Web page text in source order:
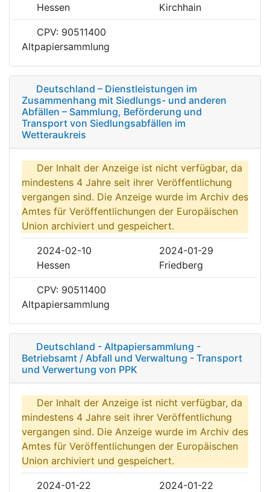
Hessen
Kirchhain
CPV: 90511400
Altpapiersammlung
Deutschland – Dienstleistungen im
Zusammenhang mit Siedlungs- und anderen
Abfällen – Sammlung, Beförderung und
Transport von Siedlungsabfällen im
Wetteraukreis
Der Inhalt der Anzeige ist nicht verfügbar, da
mindestens 4 Jahre seit ihrer Veröffentlichung
vergangen sind. Die Anzeige wurde im Archiv des
Amtes für Veröffentlichungen der Europäischen
Union archiviert und gespeichert.
2024-02-10
2024-01-29
Hessen
Friedberg
CPV: 90511400
Altpapiersammlung
Deutschland - Altpapiersammlung -
Betriebsamt / Abfall und Verwaltung - Transport
und Verwertung von PPK
Der Inhalt der Anzeige ist nicht verfügbar, da
mindestens 4 Jahre seit ihrer Veröffentlichung
vergangen sind. Die Anzeige wurde im Archiv des
Amtes für Veröffentlichungen der Europäischen
Union archiviert und gespeichert.
2024-01-22 2024-01-22